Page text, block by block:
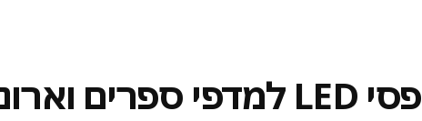
פסי LED למדפי ספרים וארונות